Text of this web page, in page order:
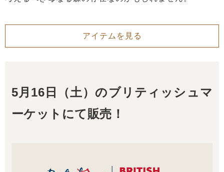
アイテムを見る
5月16日（土）のブリティッシュマ
ーケットにて販売！